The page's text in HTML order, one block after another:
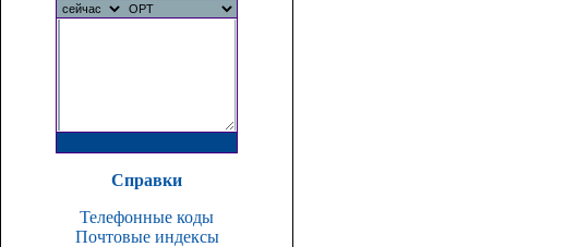
Справки
Телефонные коды
Почтовые индексы